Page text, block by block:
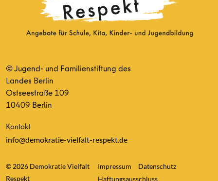
© Jugend- und Familienstiftung des
Landes Berlin
Ostseestraße 109
10409 Berlin
Kontakt
info@demokratie-vielfalt-respekt.de
© 2026 Demokratie Vielfalt
Respekt
Impressum
Datenschutz
Haftungsausschluss